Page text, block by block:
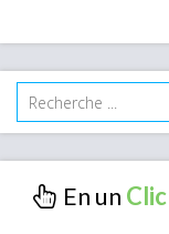
En un